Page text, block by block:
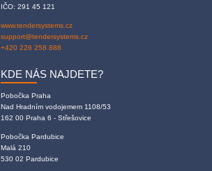
IČO: 291 45 121
www.tendersystems.cz
support@tendersystems.cz
+420 226 258 888
KDE NÁS NAJDETE?
Pobočka Praha
Nad Hradním vodojemem 1108/53
162 00 Praha 6 - Střešovice
Pobočka Pardubice
Malá 210
530 02 Pardubice